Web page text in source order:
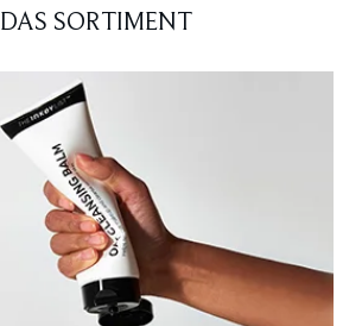
DAS SORTIMENT